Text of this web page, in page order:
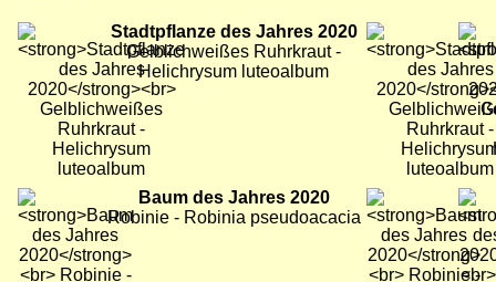
Bild
Stadtpflanze des Jahres 2020
Gelblichweißes Ruhrkraut -
Helichrysum luteoalbum
Bild Bild
Bild
Baum des Jahres 2020
Robinie - Robinia pseudoacacia
Bild Bild